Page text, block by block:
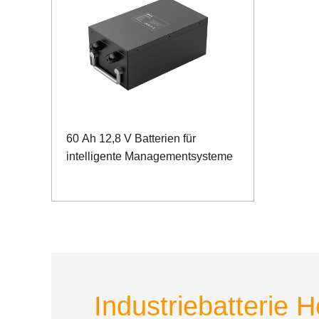
60 Ah 12,8 V Batterien für
intelligente Managementsysteme
Industriebatterie